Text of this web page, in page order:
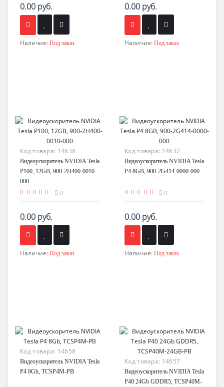
0.00 руб.
Наличие: Под заказ
0.00 руб.
Наличие: Под заказ
Код товара: 14638
Видеоускоритель NVIDIA Tesla
P100, 12GB, 900-2H400-0010-
000
0
0.00 руб.
Наличие: Под заказ
Код товара: 14632
Видеоускоритель NVIDIA Tesla
P4 8GB, 900-2G414-0000-000
0
0.00 руб.
Наличие: Под заказ
Код товара: 14658
Видеоускоритель NVIDIA Tesla
P4 8Gb, TCSP4M-PB
Код товара: 14657
Видеоускоритель NVIDIA Tesla
P40 24Gb GDDR5, TCSP40M-